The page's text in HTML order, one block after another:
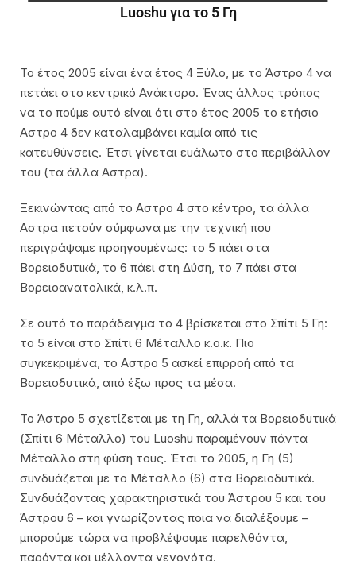
Luoshu για το 5 Γη
Το έτος 2005 είναι ένα έτος 4 Ξύλο, με το Άστρο 4 να
πετάει στο κεντρικό Ανάκτορο. Ένας άλλος τρόπος
να το πούμε αυτό είναι ότι στο έτος 2005 το ετήσιο
Αστρο 4 δεν καταλαμβάνει καμία από τις
κατευθύνσεις. Έτσι γίνεται ευάλωτο στο περιβάλλον
του (τα άλλα Αστρα).
Ξεκινώντας από το Αστρο 4 στο κέντρο, τα άλλα
Αστρα πετούν σύμφωνα με την τεχνική που
περιγράψαμε προηγουμένως: το 5 πάει στα
Βορειοδυτικά, το 6 πάει στη Δύση, το 7 πάει στα
Βορειοανατολικά, κ.λ.π.
Σε αυτό το παράδειγμα το 4 βρίσκεται στο Σπίτι 5 Γη:
το 5 είναι στο Σπίτι 6 Μέταλλο κ.ο.κ. Πιο
συγκεκριμένα, το Αστρο 5 ασκεί επιρροή από τα
Βορειοδυτικά, από έξω προς τα μέσα.
Το Άστρο 5 σχετίζεται με τη Γη, αλλά τα Βορειοδυτικά
(Σπίτι 6 Μέταλλο) του Luoshu παραμένουν πάντα
Μέταλλο στη φύση τους. Έτσι το 2005, η Γη (5)
συνδυάζεται με το Μέταλλο (6) στα Βορειοδυτικά.
Συνδυάζοντας χαρακτηριστικά του Άστρου 5 και του
Άστρου 6 – και γνωρίζοντας ποια να διαλέξουμε –
μπορούμε τώρα να προβλέψουμε παρελθόντα,
παρόντα και μέλλοντα γεγονότα.